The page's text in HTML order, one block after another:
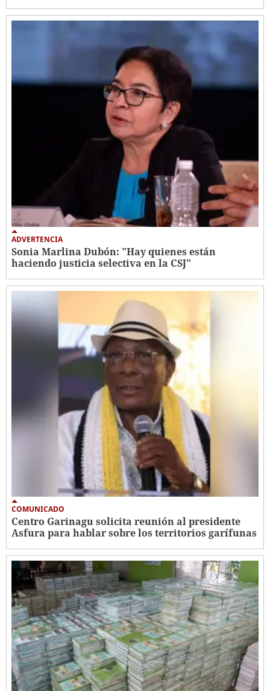
ADVERTENCIA
Sonia Marlina Dubón: "Hay quienes están
haciendo justicia selectiva en la CSJ"
COMUNICADO
Centro Garinagu solicita reunión al presidente
Asfura para hablar sobre los territorios garífunas